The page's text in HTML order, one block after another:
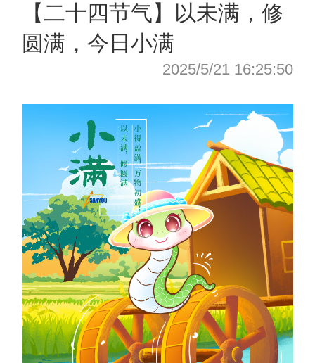
【二十四节气】以未满，修
圆满，今日小满
2025/5/21 16:25:50